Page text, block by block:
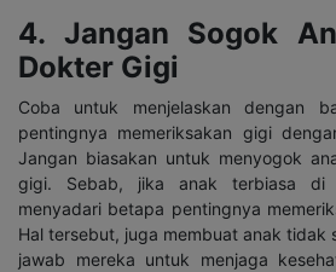
4. Jangan Sogok
Dokter Gigi
Coba untuk menjelaskan dengan
pentingnya memeriksakan gigi
Jangan biasakan untuk menyogok
gigi. Sebab, jika anak terbiasa
menyadari betapa pentingnya
Hal tersebut, juga membuat anak tidak
jawab mereka untuk menjaga